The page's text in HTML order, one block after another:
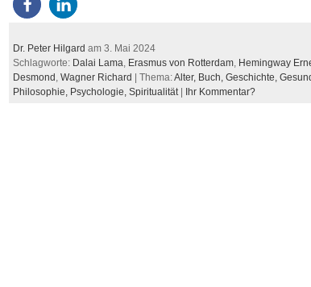
Dr. Peter Hilgard am 3. Mai 2024
Schlagworte: Dalai Lama Erasmus von Rotterdam Hemingway
Desmond Wagner Richard | Thema:Alter, Buch, Geschichte,
Philosophie, Psychologie, Spiritualität | Ihr Kommentar?